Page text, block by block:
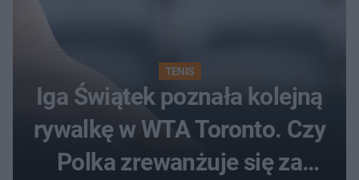
TENIS
Iga Świątek poznała kolejną
rywalkę w WTA Toronto. Czy
Polka zrewanżuje się za